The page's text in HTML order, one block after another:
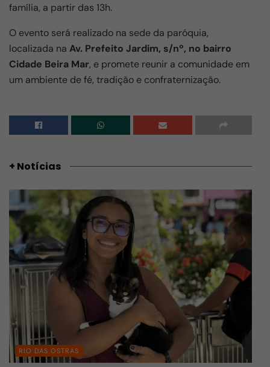
família, a partir das 13h.
O evento será realizado na sede da paróquia,
localizada na Av. Prefeito Jardim, s/nº, no bairro
Cidade Beira Mar, e promete reunir a comunidade em
um ambiente de fé, tradição e confraternização.
+ Notícias
RIO DAS OSTRAS